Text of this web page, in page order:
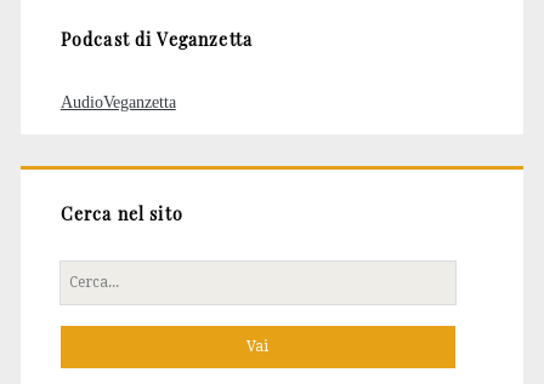
Podcast di Veganzetta
AudioVeganzetta
Cerca nel sito
Cerca
per: